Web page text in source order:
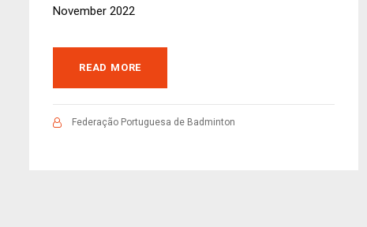
November 2022
READ MORE
Federação Portuguesa de Badminton